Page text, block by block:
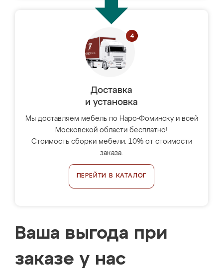
Доставка
и установка
Мы доставляем мебель по Наро-Фоминску и всей
Московской области бесплатно!
Стоимость сборки мебели: 10% от стоимости
заказа.
ПЕРЕЙТИ В КАТАЛОГ
Ваша выгода при
заказе у нас